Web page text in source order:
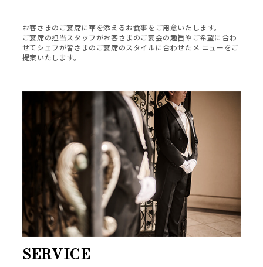
お客さまのご宴席に華を添えるお食事をご用意いたします。
ご宴席の担当スタッフがお客さまのご宴会の趣旨やご希望に合わ
せてシェフが皆さまのご宴席のスタイルに合わせたメ ニューをご
提案いたします。
SERVICE